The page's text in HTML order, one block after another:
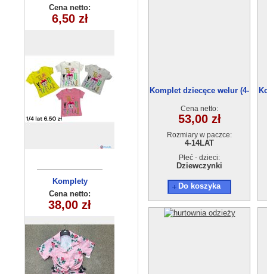
dziewczęca
(1-4) 4szt
Cena netto:
6,50 zł
Komplety
dziecięce (6-6
) 6szt
Cena netto:
38,00 zł
dziecięce
(3-10 ) 5szt
Cena netto:
22,00 zł
Spodnie
dziecięce
KL-1056B
Cena netto:
18,00 zł
Komplet dziecęce welur (4-
Cena netto:
53,00 zł
Rozmiary w paczce:
4-14LAT
Płeć - dzieci:
Dziewczynki
Do koszyka